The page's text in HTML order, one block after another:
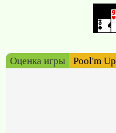
Оценка игры Pool'm Up